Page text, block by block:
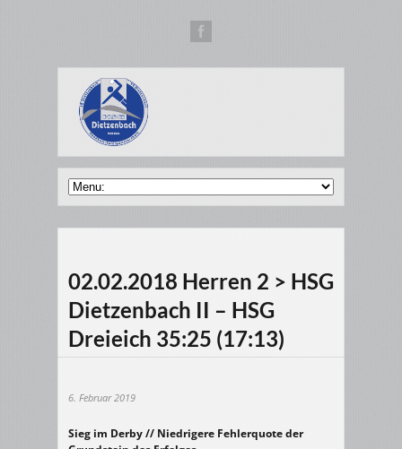
02.02.2018 Herren 2 > HSG
Dietzenbach II – HSG
Dreieich 35:25 (17:13)
6. Februar 2019
Sieg im Derby // Niedrigere Fehlerquote der